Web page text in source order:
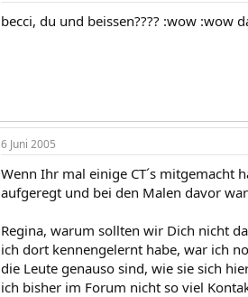
becci, du und beissen???? :wow :wow
6 Juni 2005
Wenn Ihr mal einige CT´s
aufgeregt und bei den Malen davor
Regina, warum sollten wir Dich nicht
ich dort kennengelernt habe, war ich
die Leute genauso sind, wie sie sich
ich bisher im Forum nicht so viel